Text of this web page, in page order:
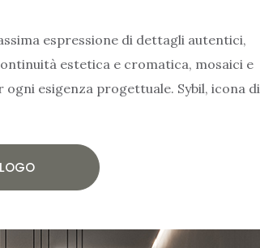
espressione di dettagli autentici,
estetica e cromatica, mosaici e
esigenza progettuale. Sybil, icona di